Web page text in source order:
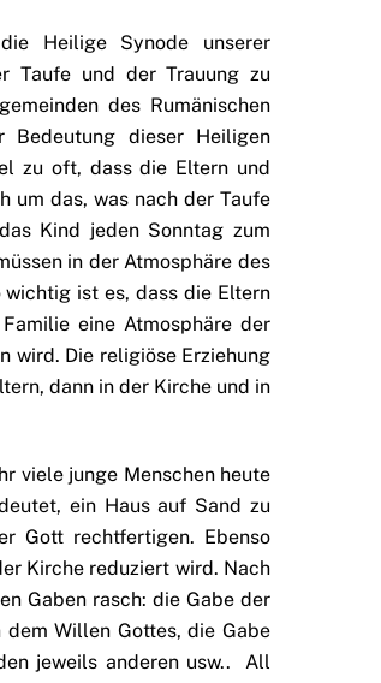
Heilige Synode unserer
Taufe und der Trauung zu
des Rumänischen
Bedeutung dieser Heiligen
zu oft, dass die Eltern und
um das, was nach der Taufe
Kind jeden Sonntag zum
in der Atmosphäre des
ist es, dass die Eltern
eine Atmosphäre der
wird. Die religiöse Erziehung
dann in der Kirche und in
viele junge Menschen heute
ein Haus auf Sand zu
Gott rechtfertigen. Ebenso
Kirche reduziert wird. Nach
Gaben rasch: die Gabe der
Willen Gottes, die Gabe
jeweils anderen usw.. All